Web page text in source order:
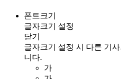
폰트크기
글자크기 설정
닫기
글자크기 설정 시 다른 기
니다.
가